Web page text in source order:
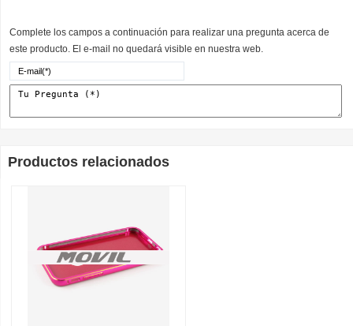
Complete los campos a continuación para realizar una pregunta acerca de
este producto. El e-mail no quedará visible en nuestra web.
Productos relacionados